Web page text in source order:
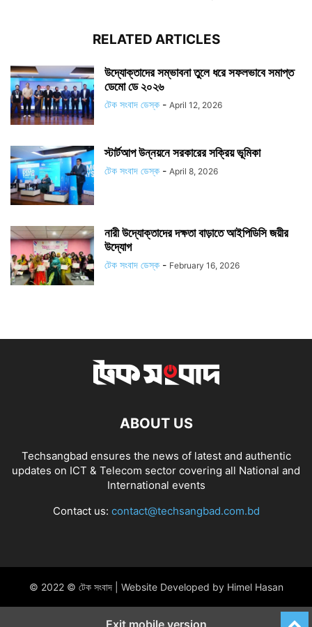
RELATED ARTICLES
উদ্যোক্তাদের সম্ভাবনা তুলে ধরে সফলভাবে সমাপ্ত
ডেমো ডে ২০২৬
টেক সংবাদ ডেস্ক - April 12, 2026
স্টার্টআপ উন্নয়নে সরকারের সক্রিয় ভূমিকা
টেক সংবাদ ডেস্ক - April 8, 2026
নারী উদ্যোক্তাদের দক্ষতা বাড়াতে আইপিডিসি জয়ীর
উদ্যোগ
টেক সংবাদ ডেস্ক - February 16, 2026
ABOUT US
Techsangbad ensures the news of latest and authentic
updates on ICT & Telecom sector covering all National and
International events
Contact us: contact@techsangbad.com.bd
© 2022 © টেক সংবাদ | Website Developed by Himel Hasan
Exit mobile version